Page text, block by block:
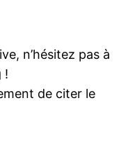
n’hésitez pas à
!
de citer le